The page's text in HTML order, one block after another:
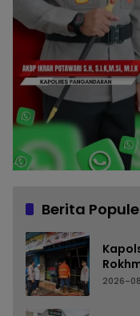
Berita
2026-